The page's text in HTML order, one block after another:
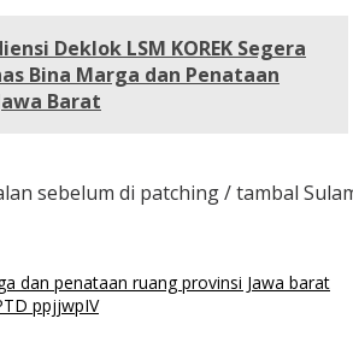
Deklok LSM KOREK Segera
Bina Marga dan Penataan
Barat
sebelum di patching / tambal
dan penataan ruang provinsi Jawa barat
ppjjwpIV